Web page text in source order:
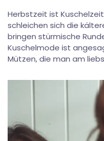
Herbstzeit ist
schleichen sich die
bringen stürmische
Kuschelmode ist
Mützen, die man am